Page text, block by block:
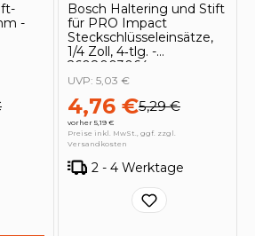
-
Bosch Haltering und Stift
für PRO Impact
Steckschlüsseleinsätze,
1/4 Zoll, 4‑tlg. -
2608003064
4,76 €5,29 €
vorher 5,19 €
UVP: 5,03 €
Preise inkl. MwSt., ggf. zzgl.
Versandkosten
2 - 4 Werktage